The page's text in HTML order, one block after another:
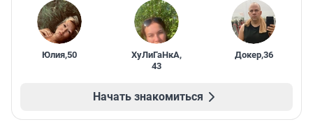
Юлия,50 ХуЛиГаНкА,
43
Докер,36
Начать знакомиться